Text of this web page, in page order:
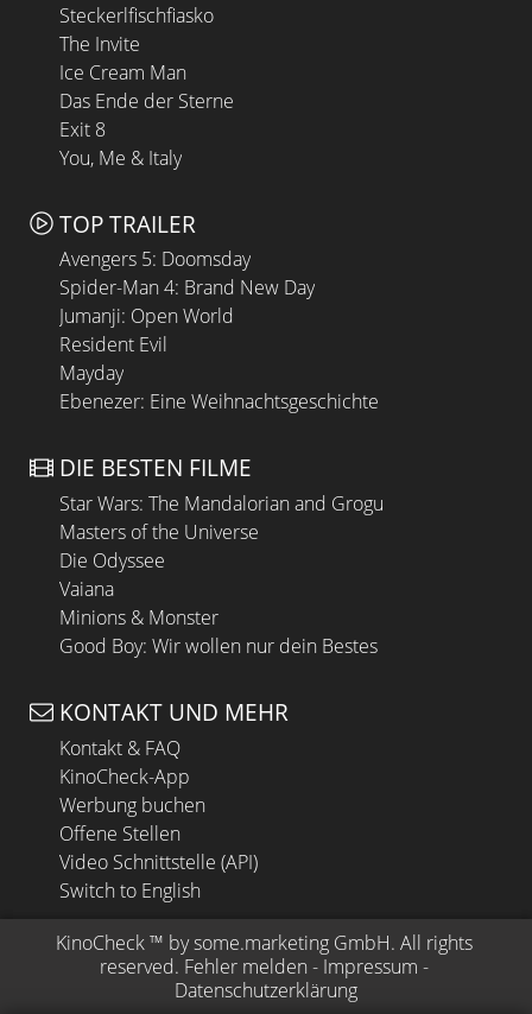
Steckerlfischfiasko
The Invite
Ice Cream Man
Das Ende der Sterne
Exit 8
You, Me & Italy
TOP TRAILER
Avengers 5: Doomsday
Spider-Man 4: Brand New Day
Jumanji: Open World
Resident Evil
Mayday
Ebenezer: Eine Weihnachtsgeschichte
DIE BESTEN FILME
Star Wars: The Mandalorian and Grogu
Masters of the Universe
Die Odyssee
Vaiana
Minions & Monster
Good Boy: Wir wollen nur dein Bestes
KONTAKT UND MEHR
Kontakt & FAQ
KinoCheck-App
Werbung buchen
Offene Stellen
Video Schnittstelle (API)
Switch to English
KinoCheck ™ by some.marketing GmbH. All rights
reserved. Fehler melden - Impressum -
Datenschutzerklärung